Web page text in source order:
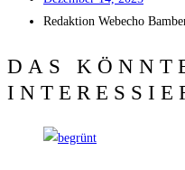
Redak­ti­on Web­echo
DAS